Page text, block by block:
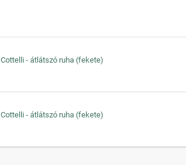
Cottelli - átlátszó ruha (fekete)
Cottelli - átlátszó ruha (fekete)